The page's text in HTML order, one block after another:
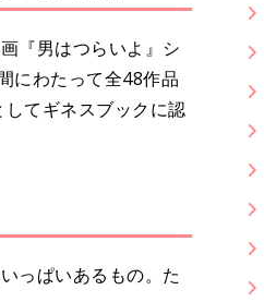
『男はつらいよ』シ
にわたって全48作品
てギネスブックに認
っぱいあるもの。た